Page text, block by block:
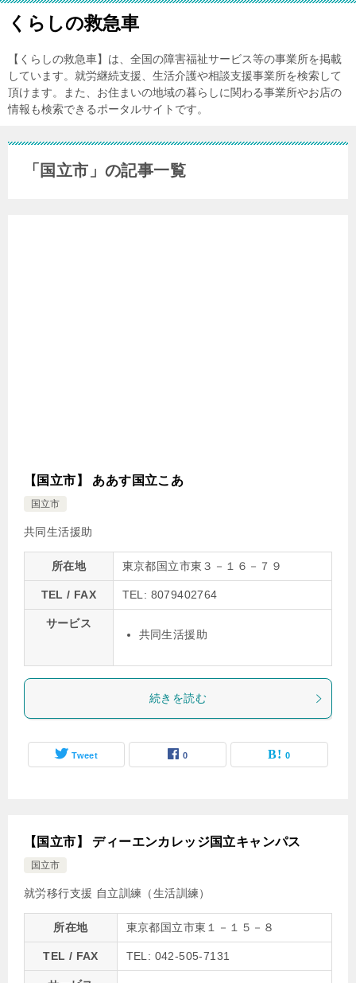
くらしの救急車
【くらしの救急車】は、全国の障害福祉サービス等の事業所を掲載
しています。就労継続支援、生活介護や相談支援事業所を検索して
頂けます。また、お住まいの地域の暮らしに関わる事業所やお店の
情報も検索できるポータルサイトです。
「国立市」の記事一覧
【国立市】 ああす国立こあ
国立市
共同生活援助
所在地 東京都国立市東３－１６－７９
TEL / FAX TEL: 8079402764
サービス
共同生活援助
続きを読む
Tweet 0 0
【国立市】 ディーエンカレッジ国立キャンパス
国立市
就労移行支援 自立訓練（生活訓練）
所在地 東京都国立市東１－１５－８
TEL / FAX TEL: 042-505-7131